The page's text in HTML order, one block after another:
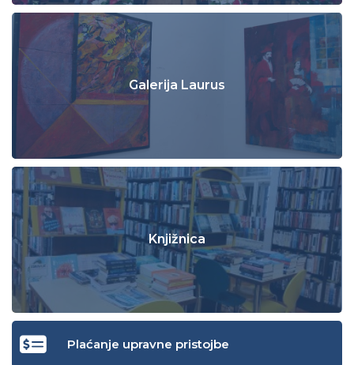
Galerija Laurus
Knjižnica
Plaćanje upravne pristojbe